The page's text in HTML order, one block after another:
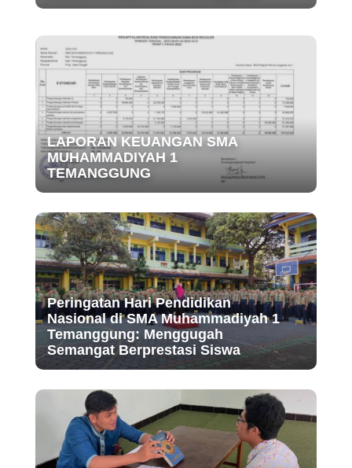
LAPORAN KEUANGAN SMA
MUHAMMADIYAH 1
TEMANGGUNG
Peringatan Hari Pendidikan
Nasional di SMA Muhammadiyah 1
Temanggung: Menggugah
Semangat Berprestasi Siswa